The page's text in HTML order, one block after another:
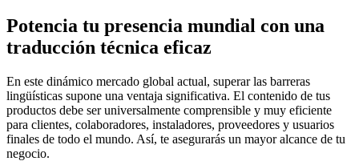
Potencia tu presencia mundial con una
traducción técnica eficaz
En este dinámico mercado global actual, superar las barreras
lingüísticas supone una ventaja significativa. El contenido de tus
productos debe ser universalmente comprensible y muy eficiente
para clientes, colaboradores, instaladores, proveedores y usuarios
finales de todo el mundo. Así, te asegurarás un mayor alcance de tu
negocio.